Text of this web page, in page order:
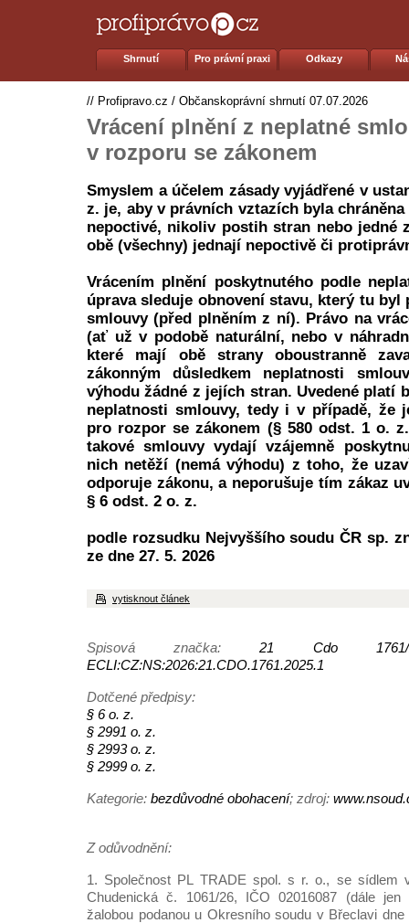
Shrnutí Pro právní praxi Odkazy
// Profipravo.cz / Občanskoprávní shrnutí 07.07.2026
Vrácení plnění z neplatné
v rozporu se zákonem
Smyslem a účelem zásady vyjádřené v
z. je, aby v právních vztazích byla
nepoctivé, nikoliv postih stran nebo jedné
obě (všechny) jednají nepoctivě či
Vrácením plnění poskytnutého podle
úprava sleduje obnovení stavu, který tu byl
smlouvy (před plněním z ní). Právo na
(ať už v podobě naturální, nebo v
které mají obě strany oboustranně
zákonným důsledkem neplatnosti
výhodu žádné z jejích stran. Uvedené platí
neplatnosti smlouvy, tedy i v případě, že
pro rozpor se zákonem (§ 580 odst. 1 o.
takové smlouvy vydají vzájemně
nich netěží (nemá výhodu) z toho, že
odporuje zákonu, a neporušuje tím zákaz
§ 6 odst. 2 o. z.
podle rozsudku Nejvyššího soudu ČR sp.
ze dne 27. 5. 2026
vytisknout článek
Spisová značka:21 Cdo
ECLI:CZ:NS:2026:21.CDO.1761.2025.1
Dotčené předpisy:
§ 6 o. z.
§ 2991 o. z.
§ 2993 o. z.
§ 2999 o. z.
Kategorie: bezdůvodné obohacení; zdroj:
Z odůvodnění:
1. Společnost PL TRADE spol. s r. o., se sídlem
Chudenická č. 1061/26, IČO 02016087 (dále jen
žalobou podanou u Okresního soudu v Břeclavi